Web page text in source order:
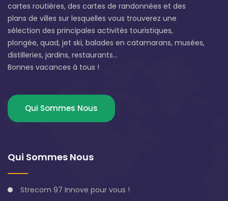
cartes routières, des cartes de randonnées et des
plans de villes sur lesquelles vous trouverez une
sélection des principales activités touristiques,
plongée, quad, jet ski, balades en catamarans, musées,
distilleries, jardins, restaurants...
Bonnes vacances à tous !
Qui Sommes Nous
Qui Sommes Nous
Strecom 97 Innove pour vous !